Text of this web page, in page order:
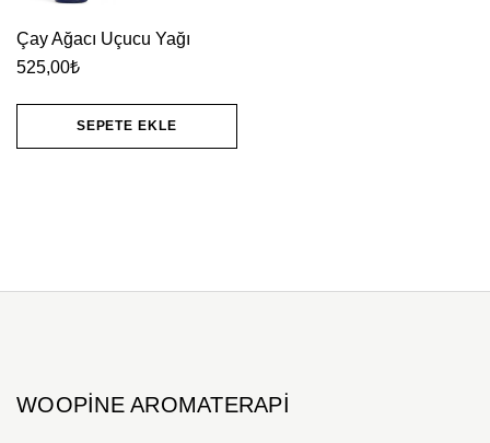
Çay Ağacı Uçucu Yağı
525,00₺
SEPETE EKLE
WOOPINE AROMATERAPI